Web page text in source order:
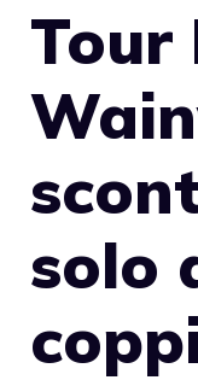
Tour
solo